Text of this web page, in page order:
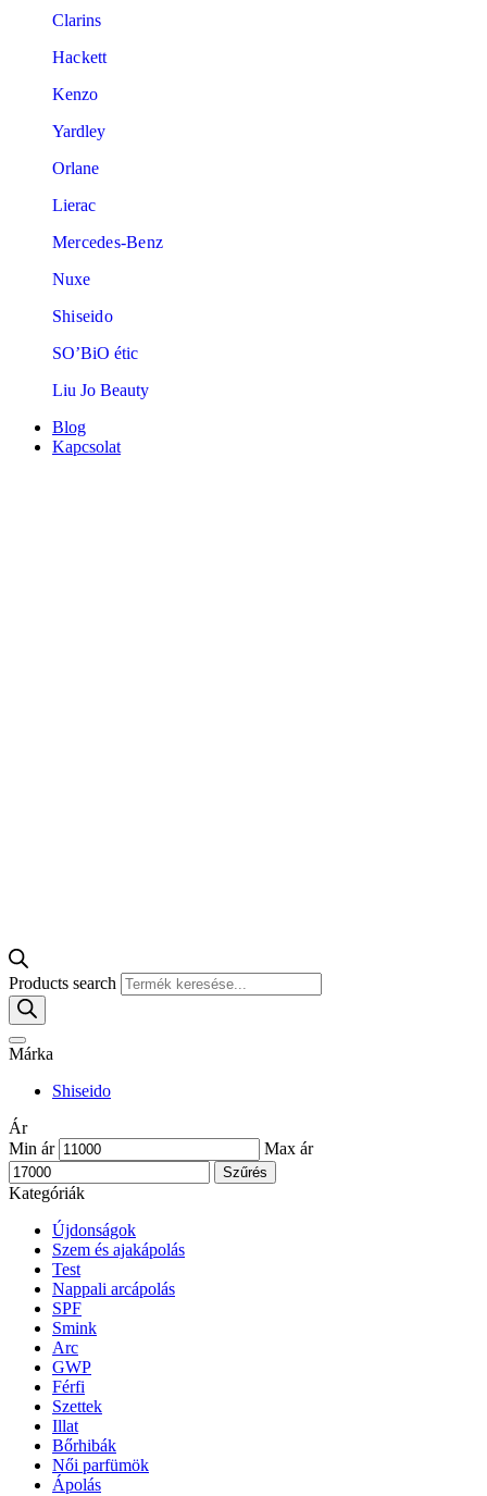
Clarins
Hackett
Kenzo
Yardley
Orlane
Lierac
Mercedes-Benz
Nuxe
Shiseido
SO’BiO étic
Liu Jo Beauty
Blog
Kapcsolat
Products search
Márka
Shiseido
Ár
Min ár
Max ár
Szűrés
Kategóriák
Újdonságok
Szem és ajakápolás
Test
Nappali arcápolás
SPF
Smink
Arc
GWP
Férfi
Szettek
Illat
Bőrhibák
Női parfümök
Ápolás